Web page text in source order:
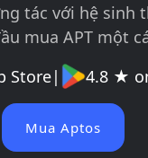
tác với hệ sinh
mua APT một
Store| 4.8 ★
Mua Aptos